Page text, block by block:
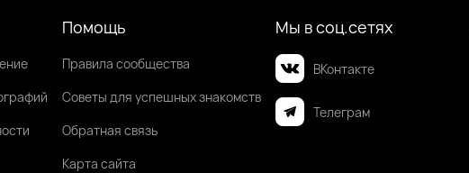
Помощь
Правила сообщества
Советы для успешных знакомств
Обратная связь
Карта сайта
Мы в соц.сетях
ВКонтакте
Телеграм